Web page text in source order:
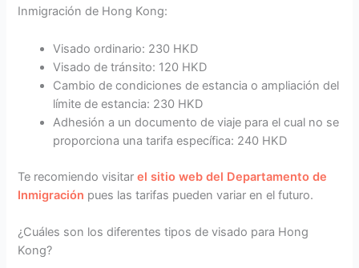
Inmigración de Hong Kong:
Visado ordinario: 230 HKD
Visado de tránsito: 120 HKD
Cambio de condiciones de estancia o ampliación del
límite de estancia: 230 HKD
Adhesión a un documento de viaje para el cual no se
proporciona una tarifa específica: 240 HKD
Te recomiendo visitarel sitio web del Departamento de
Inmigración pues las tarifas pueden variar en el futuro.
¿Cuáles son los diferentes tipos de visado para Hong
Kong?